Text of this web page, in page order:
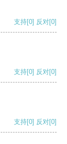
支持[0] 反对[0]
支持[0] 反对[0]
支持[0] 反对[0]